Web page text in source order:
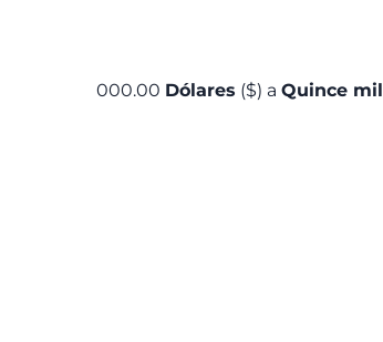
000.00 Dólares ($) a Quince mil